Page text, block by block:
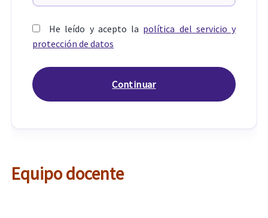
He leído y acepto la política del servicio y
protección de datos
Equipo docente